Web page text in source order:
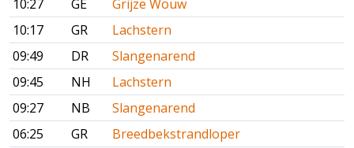
10:27
GE
Grijze Wouw
10:17
GR
Lachstern
09:49
DR
Slangenarend
09:45
NH
Lachstern
09:27
NB
Slangenarend
06:25
GR Breedbekstrandloper